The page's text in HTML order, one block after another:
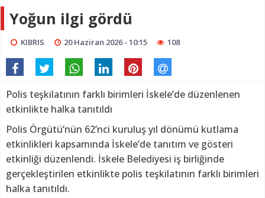
Yoğun ilgi gördü
KIBRIS 20 Haziran 2026 - 10:15 108
Polis teşkilatının farklı birimleri İskele’de düzenlenen
etkinlikte halka tanıtıldı
Polis Örgütü’nün 62’nci kuruluş yıl dönümü kutlama
etkinlikleri kapsamında İskele’de tanıtım ve gösteri
etkinliği düzenlendi. İskele Belediyesi iş birliğinde
gerçekleştirilen etkinlikte polis teşkilatının farklı birimleri
halka tanıtıldı.